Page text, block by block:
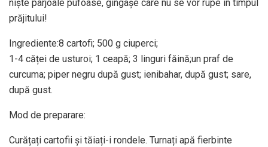
niște pârjoale pufoase, gingașe care nu se vor rupe în timpul
prăjitului!
Ingrediente:8 cartofi; 500 g ciuperci;
1-4 căței de usturoi; 1 ceapă; 3 linguri făină;un praf de
curcuma; piper negru după gust; ienibahar, după gust; sare,
după gust.
Mod de preparare:
Curățați cartofii și tăiați-i rondele. Turnați apă fierbinte